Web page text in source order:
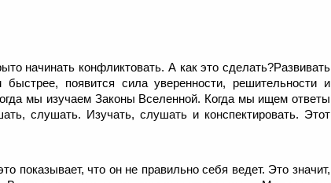
начинать конфликтовать. А как это сделать?Развивать
появится сила уверенности, решительности и
мы изучаем Законы Вселенной. Когда мы ищем ответы
слушать. Изучать, слушать и конспектировать. Этот
показывает, что он не правильно себя ведет. Это значит,